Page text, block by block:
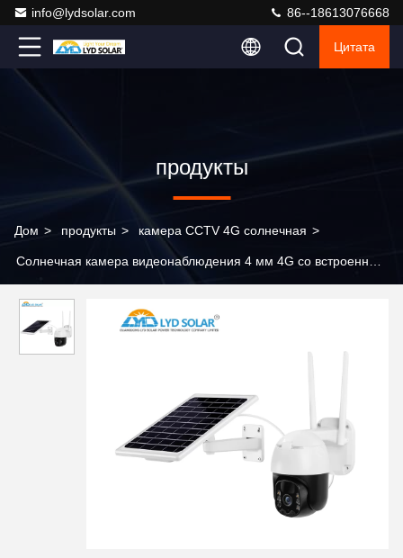
info@lydsolar.com 86--18613076668
Цитата
продукты
Дом > продукты > камера CCTV 4G солнечная >
Солнечная камера видеонаблюдения 4 мм 4G со встроенным